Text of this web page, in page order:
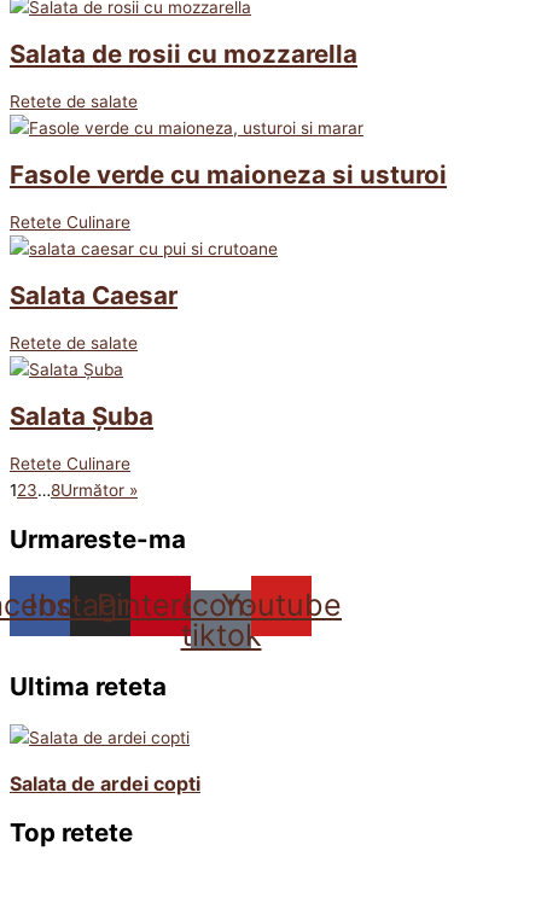
Salata de rosii cu mozzarella
Retete de salate
Fasole verde cu maioneza si usturoi
Retete Culinare
Salata Caesar
Retete de salate
Salata Șuba
Retete Culinare
123…8Următor »
Urmareste-ma
Instagram
Pinterest
Icon-
tiktok
Youtube
Ultima reteta
Salata de ardei copti
Top retete